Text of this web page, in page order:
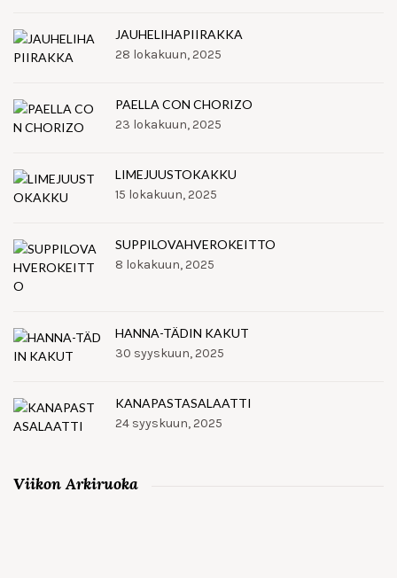
JAUHELIHAPIIRAKKA
28 lokakuun, 2025
PAELLA CON CHORIZO
23 lokakuun, 2025
LIMEJUUSTOKAKKU
15 lokakuun, 2025
SUPPILOVAHVEROKEITTO
8 lokakuun, 2025
HANNA-TÄDIN KAKUT
30 syyskuun, 2025
KANAPASTASALAATTI
24 syyskuun, 2025
Viikon Arkiruoka